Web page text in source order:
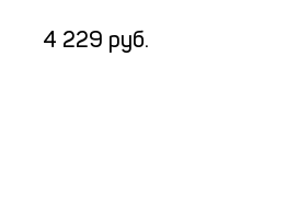
4 229 руб.